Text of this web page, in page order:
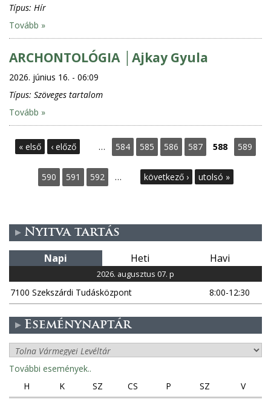
Típus: Hír
Tovább »
ARCHONTOLÓGIA │Ajkay Gyula
2026. június 16. - 06:09
Típus: Szöveges tartalom
Tovább »
O
a
l
a
k
« első ‹ előző … 584 585 586 587 588 589
590 591 592 … következő › utolsó »
Nyitva tartás
Napi Heti Havi
2026. augusztus 07. p
7100 Szekszárdi Tudásközpont 8:00-12:30
Eseménynaptár
További események..
H
K SZ CS P SZ
V